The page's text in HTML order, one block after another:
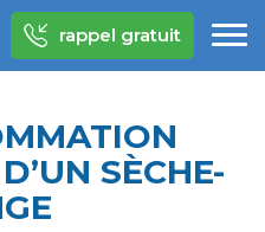
rappel gratuit
SÈCHE-